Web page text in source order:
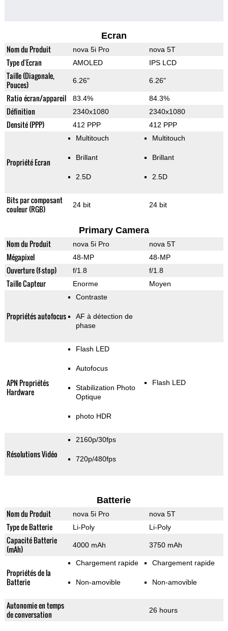
Ecran
Nom du Produit nova 5i Pro nova 5T
Type d'Ecran AMOLED IPS LCD
Taille (Diagonale,
Pouces)
6.26" 6.26"
Ratio écran/appareil 83.4% 84.3%
Définition 2340x1080 2340x1080
Densité (PPP) 412 PPP 412 PPP
Propriété Ecran
Multitouch
Brillant
2.5D
Multitouch
Brillant
2.5D
Bits par composant
couleur (RGB)
24 bit 24 bit
Primary Camera
Nom du Produit nova 5i Pro nova 5T
Mégapixel 48-MP 48-MP
Ouverture (f-stop) f/1.8 f/1.8
Taille Capteur Enorme Moyen
Propriétés autofocus
Contraste
AF à détection de
phase
APN Propriétés
Hardware
Flash LED
Autofocus
Stabilization Photo
Optique
photo HDR
Flash LED
Résolutions Vidéo
2160p/30fps
720p/480fps
Batterie
Nom du Produit nova 5i Pro nova 5T
Type de Batterie Li-Poly Li-Poly
Capacité Batterie
(mAh)
4000 mAh 3750 mAh
Propriétés de la
Batterie
Chargement rapide
Non-amovible
Chargement rapide
Non-amovible
Autonomie en temps
de conversation
26 hours